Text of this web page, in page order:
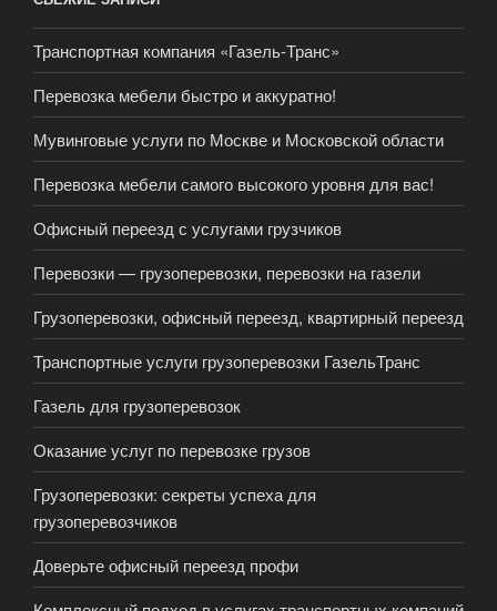
Транспортная компания «Газель-Транс»
Перевозка мебели быстро и аккуратно!
Мувинговые услуги по Москве и Московской области
Перевозка мебели самого высокого уровня для вас!
Офисный переезд с услугами грузчиков
Перевозки — грузоперевозки, перевозки на газели
Грузоперевозки, офисный переезд, квартирный переезд
Транспортные услуги грузоперевозки ГазельТранс
Газель для грузоперевозок
Оказание услуг по перевозке грузов
Грузоперевозки: cекреты успеха для
грузоперевозчиков
Доверьте офисный переезд профи